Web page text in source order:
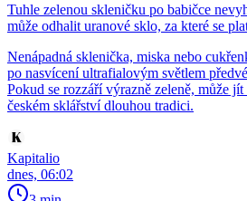
Tuhle zelenou skleničku po babičce
může odhalit uranové sklo, za které se
Nenápadná sklenička, miska nebo
po nasvícení ultrafialovým světlem
Pokud se rozzáří výrazně zeleně, může
českém sklářství dlouhou tradici.
Kapitalio
dnes, 06:02